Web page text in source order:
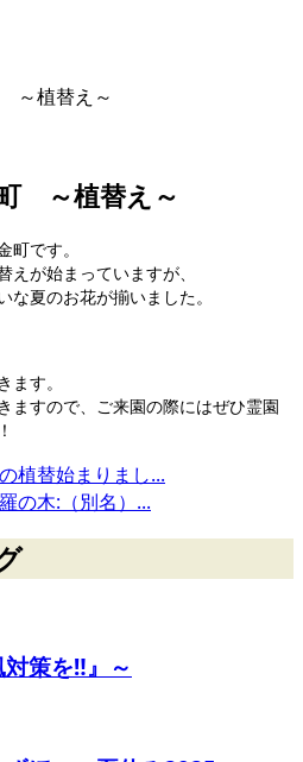
～植替え～
～植替え～
です。
が始まっていますが、
夏のお花が揃いました。
す。
ますので、ご来園の際にはぜひ霊園
植替始まりまし...
の木:（別名）...
策を‼︎』～